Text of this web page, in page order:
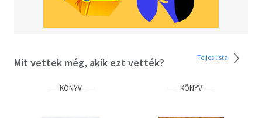
Mit vettek még, akik ezt vették? Teljes lista
KÖNYV KÖNYV